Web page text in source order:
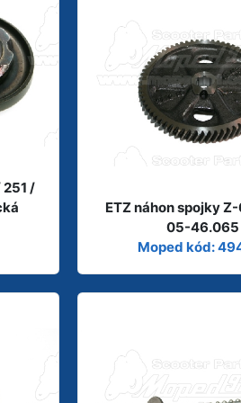
/
ETZ náhon spojky
05-46.065
Moped kód: